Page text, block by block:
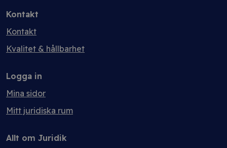
Kontakt
Kontakt
Kvalitet & hållbarhet
Logga in
Mina sidor
Mitt juridiska rum
Allt om Juridik